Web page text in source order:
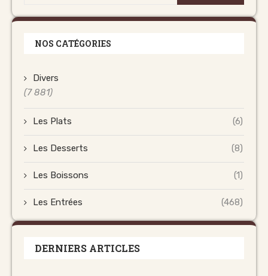
NOS CATÉGORIES
Divers
(7 881)
Les Plats (6)
Les Desserts (8)
Les Boissons (1)
Les Entrées (468)
DERNIERS ARTICLES